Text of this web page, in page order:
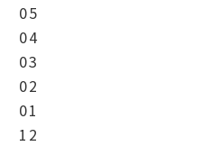
05
04
03
02
01
12